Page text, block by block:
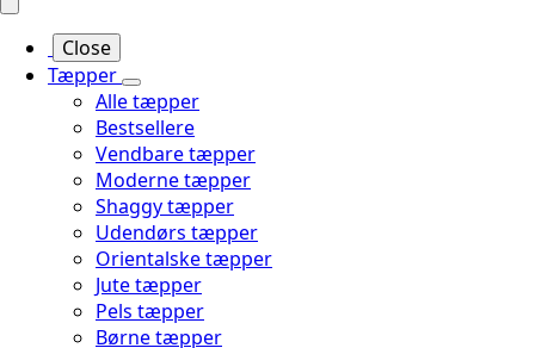
Close
Tæpper
Alle tæpper
Bestsellere
Vendbare tæpper
Moderne tæpper
Shaggy tæpper
Udendørs tæpper
Orientalske tæpper
Jute tæpper
Pels tæpper
Børne tæpper